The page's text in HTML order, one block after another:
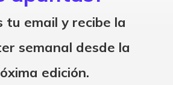
tu email y recibe la
semanal desde la
edición.